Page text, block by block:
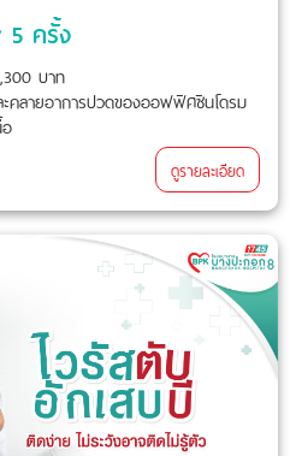
5 ครั้ง
บาท
ะคลายอาการปวดของออฟฟิศซินโดรม
ดูรายละเอียด